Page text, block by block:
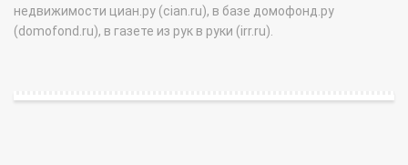
недвижимости циан.ру (cian.ru), в базе домофонд.ру
(domofond.ru), в газете из рук в руки (irr.ru).